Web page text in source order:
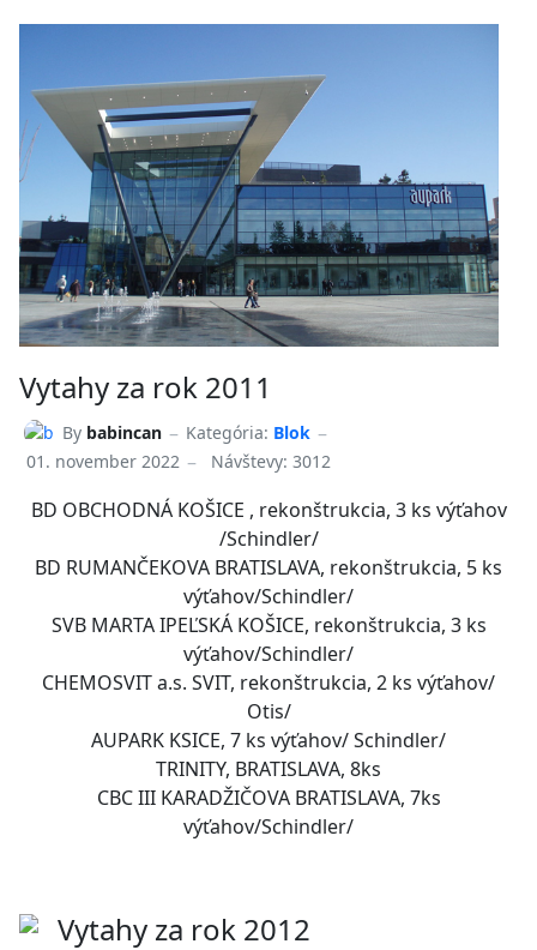
Vytahy za rok 2011
By babincan Kategória: Blok
01. november 2022
Návštevy: 3012
BD OBCHODNÁ KOŠICE , rekonštrukcia, 3 ks výťahov
/Schindler/
BD RUMANČEKOVA BRATISLAVA, rekonštrukcia, 5 ks
výťahov/Schindler/
SVB MARTA IPEĽSKÁ KOŠICE, rekonštrukcia, 3 ks
výťahov/Schindler/
CHEMOSVIT a.s. SVIT, rekonštrukcia, 2 ks výťahov/
Otis/
AUPARK KSICE, 7 ks výťahov/ Schindler/
TRINITY, BRATISLAVA, 8ks
CBC III KARADŽIČOVA BRATISLAVA, 7ks
výťahov/Schindler/
Vytahy za rok 2012